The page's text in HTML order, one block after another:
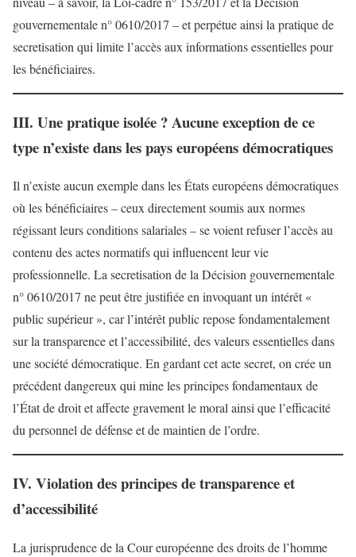
gouvernementale n° 0610/2017 – et perpétue ainsi la pratique de
secretisation qui limite l’accès aux informations essentielles pour
les bénéficiaires.
III. Une pratique isolée ? Aucune exception de ce
type n’existe dans les pays européens démocratiques
Il n’existe aucun exemple dans les États européens démocratiques
où les bénéficiaires – ceux directement soumis aux normes
régissant leurs conditions salariales – se voient refuser l’accès au
contenu des actes normatifs qui influencent leur vie
professionnelle. La secretisation de la Décision gouvernementale
n° 0610/2017 ne peut être justifiée en invoquant un intérêt «
public supérieur », car l’intérêt public repose fondamentalement
sur la transparence et l’accessibilité, des valeurs essentielles dans
une société démocratique. En gardant cet acte secret, on crée un
précédent dangereux qui mine les principes fondamentaux de
l’État de droit et affecte gravement le moral ainsi que l’efficacité
du personnel de défense et de maintien de l’ordre.
IV. Violation des principes de transparence et
d’accessibilité
La jurisprudence de la Cour européenne des droits de l’homme